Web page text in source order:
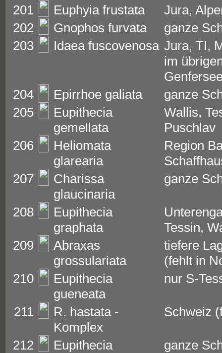
201 Euphyia frustata
Jura,
202
Gnophos furvata
ganze
203
Idaea fuscovenosa Jura, TI,
im
204
Epirrhoe galiata
ganze
205
Eupithecia
gemellata
Wallis,
Puschlav
206
Heliomata
glarearia
Region
207
Charissa
glaucinaria
ganze
208
Eupithecia
graphata
Tessin,
209
Abraxas
grossulariata
tiefere
(fehlt in
210
Eupithecia
gueneata
nur S-
211
R. hastata -
Komplex
Schweiz
212
Eupithecia
ganze